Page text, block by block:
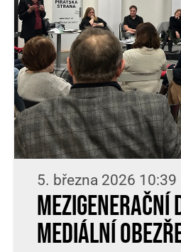
5. března 2026 10:39
Mezigenerační
mediální